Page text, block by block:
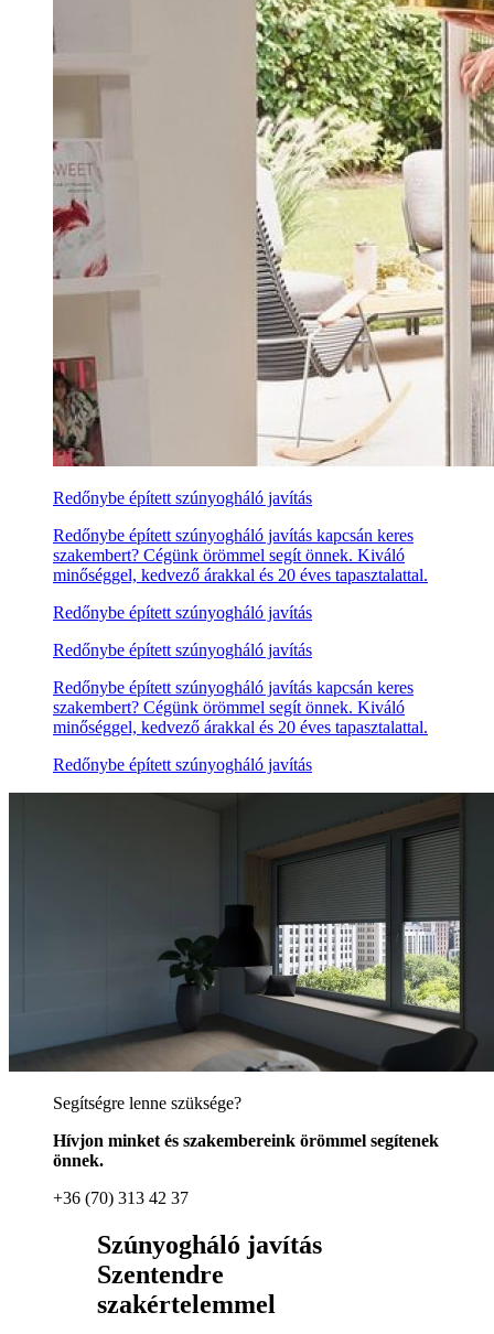
Redőnybe épített szúnyogháló javítás
Redőnybe épített szúnyogháló javítás kapcsán keres
szakembert? Cégünk örömmel segít önnek. Kiváló
minőséggel, kedvező árakkal és 20 éves tapasztalattal.
Redőnybe épített szúnyogháló javítás
Redőnybe épített szúnyogháló javítás
Redőnybe épített szúnyogháló javítás kapcsán keres
szakembert? Cégünk örömmel segít önnek. Kiváló
minőséggel, kedvező árakkal és 20 éves tapasztalattal.
Redőnybe épített szúnyogháló javítás
Segítségre lenne szüksége?
Hívjon minket és szakembereink örömmel segítenek
önnek.
+36 (70) 313 42 37
Szúnyogháló javítás
Szentendre
szakértelemmel